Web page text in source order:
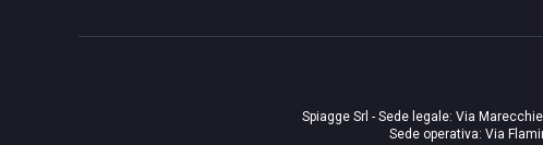
Spiagge Srl - Sede legale: Via
Sede operativa: Via